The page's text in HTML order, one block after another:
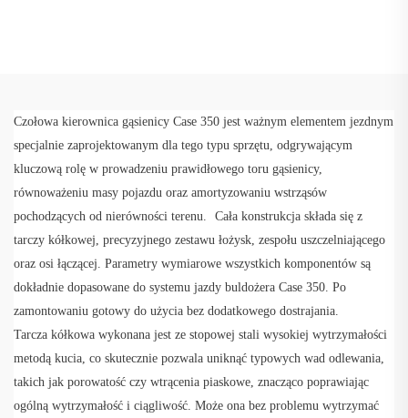
Czołowa kierownica gąsienicy Case 350 jest ważnym elementem jezdnym
specjalnie zaprojektowanym dla tego typu sprzętu, odgrywającym
kluczową rolę w prowadzeniu prawidłowego toru gąsienicy,
równoważeniu masy pojazdu oraz amortyzowaniu wstrząsów
pochodzących od nierówności terenu.
Cała konstrukcja składa się z
tarczy kółkowej, precyzyjnego zestawu łożysk, zespołu uszczelniającego
oraz osi łączącej. Parametry wymiarowe wszystkich komponentów są
dokładnie dopasowane do systemu jazdy buldożera Case 350. Po
zamontowaniu gotowy do użycia bez dodatkowego dostrajania.
Tarcza kółkowa wykonana jest ze stopowej stali wysokiej wytrzymałości
metodą kucia, co skutecznie pozwala uniknąć typowych wad odlewania,
takich jak porowatość czy wtrącenia piaskowe, znacząco poprawiając
ogólną wytrzymałość i ciągliwość. Może ona bez problemu wytrzymać